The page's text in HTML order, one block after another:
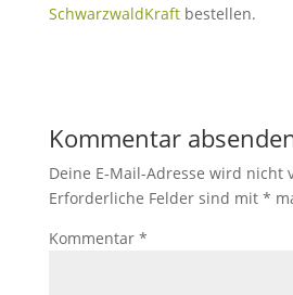
SchwarzwaldKraftbestellen.
Kommentar
Deine E-Mail-Adresse wird nicht
Erforderliche Felder sind mit *
Kommentar *